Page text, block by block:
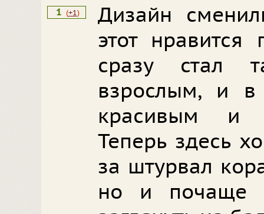
1 (+1)
Дизайн
этот
сразу стал
взрослым, и
красивым и
Теперь здесь
за штурвал
но и почаще